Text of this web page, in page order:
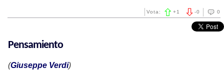
0
-0
Vota: +1
Pensamiento
(Giuseppe Verdi)